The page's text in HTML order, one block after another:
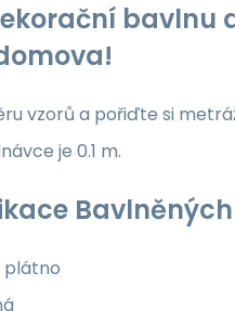
bavlnu
vzorů a pořiďte si
je 0.1 m.
plátno